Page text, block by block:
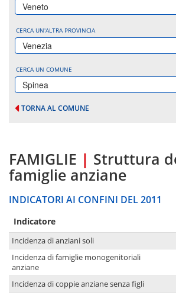
Veneto
CERCA UN'ALTRA PROVINCIA
Venezia
CERCA UN COMUNE
Spinea
TORNA AL COMUNE
FAMIGLIE | Struttura
famiglie anziane
INDICATORI AI CONFINI DEL 2011
Indicatore
Incidenza di anziani soli
Incidenza di famiglie monogenitoriali
anziane
Incidenza di coppie anziane senza figli